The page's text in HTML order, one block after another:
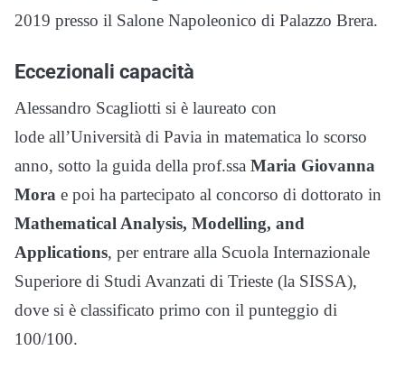
2019 presso il Salone Napoleonico di Palazzo Brera.
Eccezionali capacità
Alessandro Scagliotti si è laureato con
lode all’Università di Pavia in matematica lo scorso
anno, sotto la guida della prof.ssa Maria Giovanna
Mora e poi ha partecipato al concorso di dottorato in
Mathematical Analysis, Modelling, and
Applications, per entrare alla Scuola Internazionale
Superiore di Studi Avanzati di Trieste (la SISSA),
dove si è classificato primo con il punteggio di
100/100.